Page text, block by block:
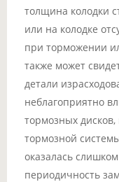
толщина колодки
или на колодке
при торможении
также может
детали
неблагоприятно
тормозных
тормозной
оказалась
периодичность